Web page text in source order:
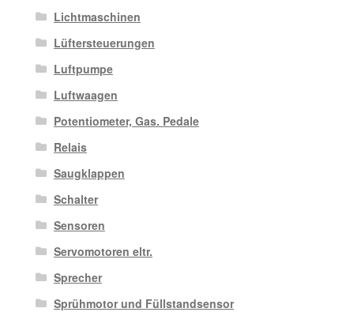
Lichtmaschinen
Lüftersteuerungen
Luftpumpe
Luftwaagen
Potentiometer, Gas. Pedale
Relais
Saugklappen
Schalter
Sensoren
Servomotoren eltr.
Sprecher
Sprühmotor und Füllstandsensor